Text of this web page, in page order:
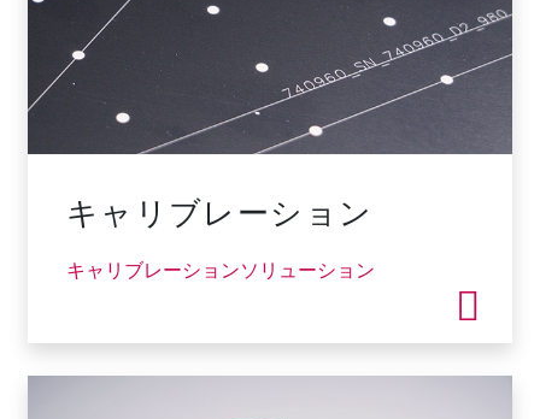
キャリブレーション
キャリブレーションソリューション